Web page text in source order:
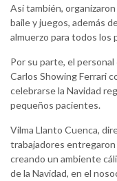
Así también,
baile y juegos, además
almuerzo para todos los
Por su parte, el
Carlos Showing Ferrari
celebrarse la Navidad
pequeños pacientes.
Vilma Llanto Cuenca,
trabajadores entregaron
creando un ambiente
de la Navidad, en el